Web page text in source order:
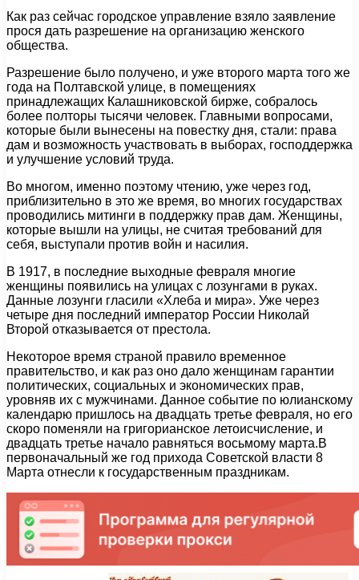
Как раз сейчас городское управление взяло заявление
прося дать разрешение на организацию женского
общества.
Разрешение было получено, и уже второго марта того же
года на Полтавской улице, в помещениях
принадлежащих Калашниковской бирже, собралось
более полторы тысячи человек. Главными вопросами,
которые были вынесены на повестку дня, стали: права
дам и возможность участвовать в выборах, господдержка
и улучшение условий труда.
Во многом, именно поэтому чтению, уже через год,
приблизительно в это же время, во многих государствах
проводились митинги в поддержку прав дам. Женщины,
которые вышли на улицы, не считая требований для
себя, выступали против войн и насилия.
В 1917, в последние выходные февраля многие
женщины появились на улицах с лозунгами в руках.
Данные лозунги гласили «Хлеба и мира». Уже через
четыре дня последний император России Николай
Второй отказывается от престола.
Некоторое время страной правило временное
правительство, и как раз оно дало женщинам гарантии
политических, социальных и экономических прав,
уровняв их с мужчинами. Данное событие по юлианскому
календарю пришлось на двадцать третье февраля, но его
скоро поменяли на григорианское летоисчисление, и
двадцать третье начало равняться восьмому марта.В
первоначальный же год прихода Советской власти 8
Марта отнесли к государственным праздникам.